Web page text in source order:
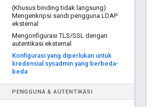
(Khusus binding tidak langsung)
Mengenkripsi sandi pengguna LDAP
eksternal
Mengonfigurasi TLS/SSL dengan
autentikasi eksternal
Konfigurasi yang diperlukan untuk
kredensial sysadmin yang berbeda-
beda
PENGGUNA & AUTENTIKASI